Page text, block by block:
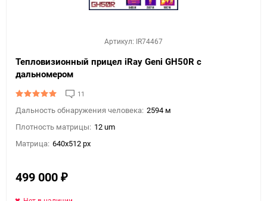
Артикул: IR74467
Тепловизионный прицел iRay Geni GH50R с
дальномером
11
Дальность обнаружения человека: 2594 м
Плотность матрицы: 12 um
Матрица: 640x512 px
499 000 ₽